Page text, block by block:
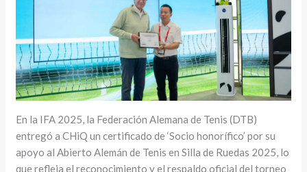
En la IFA 2025, la Federación Alemana de Tenis (DTB)
entregó a CHiQ un certificado de ‘Socio honorífico’ por su
apoyo al Abierto Alemán de Tenis en Silla de Ruedas 2025, lo
que refleja el reconocimiento y el respaldo oficial del torneo